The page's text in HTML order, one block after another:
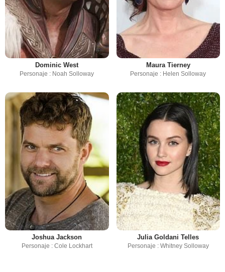
Dominic West
Personaje : Noah Solloway
Maura Tierney
Personaje : Helen Solloway
Joshua Jackson
Personaje : Cole Lockhart
Julia Goldani Telles
Personaje : Whitney Solloway